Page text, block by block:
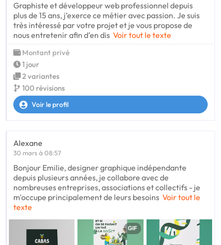
Graphiste et développeur web professionnel depuis
plus de 15 ans, j’exerce ce métier avec passion. Je suis
très intéressé par votre projet et je vous propose de
nous entretenir afin d’en dis Voir tout le texte
Montant privé
1 jour
2 variantes
100 révisions
Voir le profil
Alexane
30 mars à 08:57
Bonjour Emilie, designer graphique indépendante
depuis plusieurs années, je collabore avec de
nombreuses entreprises, associations et collectifs - je
m'occupe principalement de leurs besoins Voir tout le
texte
GIF